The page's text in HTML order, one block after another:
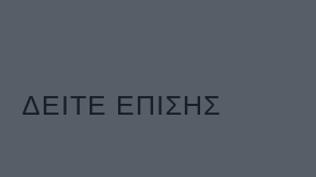
ΔΕΙΤΕ ΕΠΙΣΗΣ